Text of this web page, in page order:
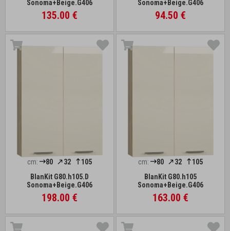
Sonoma+Beige.G406
135.00 €
Sonoma+Beige.G406
94.50 €
cm: 80 32
105
BlanKit G80.h105.D
Sonoma+Beige.G406
198.00 €
cm: 80 32
105
BlanKit G80.h105
Sonoma+Beige.G406
163.00 €